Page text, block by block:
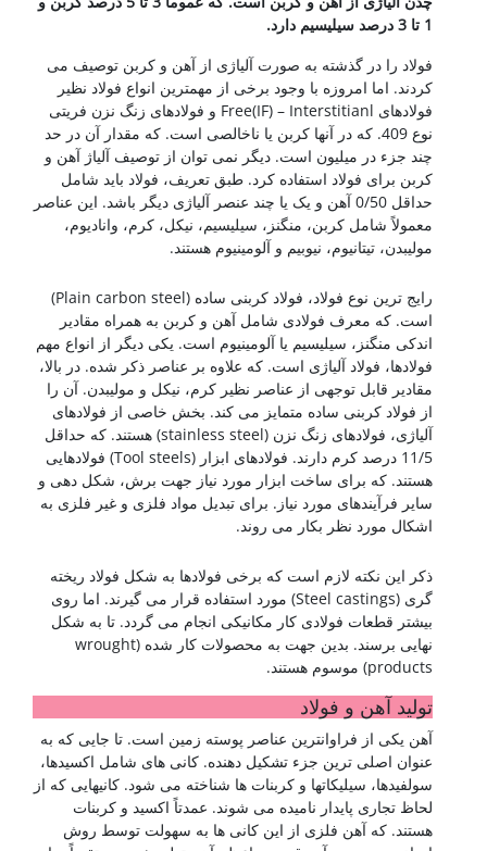
1 تا 3 درصد سیلیسیم دارد.
فولاد را در گذشته به صورت آلیاژی از آهن و کربن توصیف می
کردند. اما امروزه با وجود برخی از مهمترین انواع فولاد نظیر
فولادهای Free(IF) – Interstitianl و فولادهای زنگ نزن فریتی
نوع 409. که در آنها کربن یا ناخالصی است. که مقدار آن در حد
چند جزء در میلیون است. دیگر نمی توان از توصیف آلیاژ آهن و
کربن برای فولاد استفاده کرد. طبق تعریف، فولاد باید شامل
حداقل 0/50 آهن و یک یا چند عنصر آلیاژی دیگر باشد. این عناصر
معمولاً شامل کربن، منگنز، سیلیسیم، نیکل، کرم، وانادیوم،
مولیبدن، تیتانیوم، نیوبیم و آلومینیوم هستند.
رایج ترین نوع فولاد، فولاد کربنی ساده (Plain carbon steel)
است. که معرف فولادی شامل آهن و کربن به همراه مقادیر
اندکی منگنز، سیلیسیم یا آلومینیوم است. یکی دیگر از انواع مهم
فولادها، فولاد آلیاژی است. که علاوه بر عناصر ذکر شده. در بالا،
مقادیر قابل توجهی از عناصر نظیر کرم، نیکل و مولیبدن. آن را
از فولاد کربنی ساده متمایز می کند. بخش خاصی از فولادهای
آلیاژی، فولادهای زنگ نزن (stainless steel) هستند. که حداقل
11/5 درصد کرم دارند. فولادهای ابزار (Tool steels) فولادهایی
هستند. که برای ساخت ابزار مورد نیاز جهت برش، شکل دهی و
سایر فرآیندهای مورد نیاز. برای تبدیل مواد فلزی و غیر فلزی به
اشکال مورد نظر بکار می روند.
ذکر این نکته لازم است که برخی فولادها به شکل فولاد ریخته
گری (Steel castings) مورد استفاده قرار می گیرند. اما روی
بیشتر قطعات فولادی کار مکانیکی انجام می گردد. تا به شکل
نهایی برسند. بدین جهت به محصولات کار شده (wrought
products) موسوم هستند.
تولید آهن و فولاد
آهن یکی از فراوانترین عناصر پوسته زمین است. تا جایی که به
عنوان اصلی ترین جزء تشکیل دهنده. کانی های شامل اکسیدها،
سولفیدها، سیلیکاتها و کربنات ها شناخته می شود. کانیهایی که از
لحاظ تجاری پایدار نامیده می شوند. عمدتاً اکسید و کربنات
هستند. که آهن فلزی از این کانی ها به سهولت توسط روش